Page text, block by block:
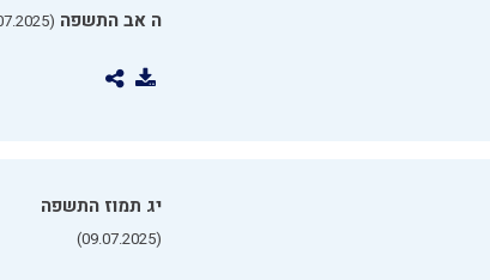
ה אב התשפה (30.07.2025)
יג תמוז התשפה
(09.07.2025)